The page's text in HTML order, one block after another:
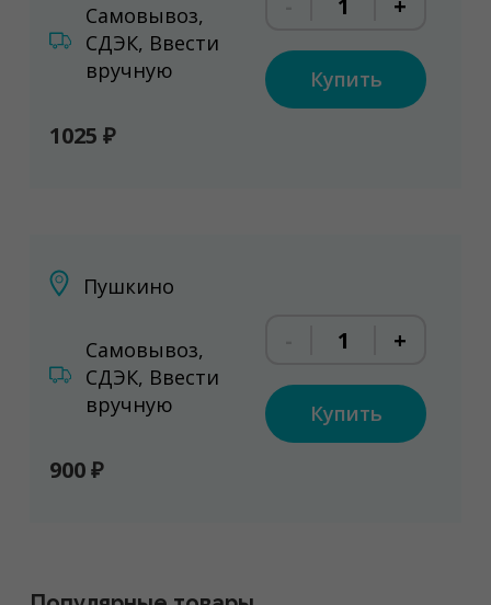
Самовывоз,
СДЭК, Ввести
вручную
1025 ₽
Купить
Пушкино
Самовывоз,
СДЭК, Ввести
вручную
900 ₽
+
Купить